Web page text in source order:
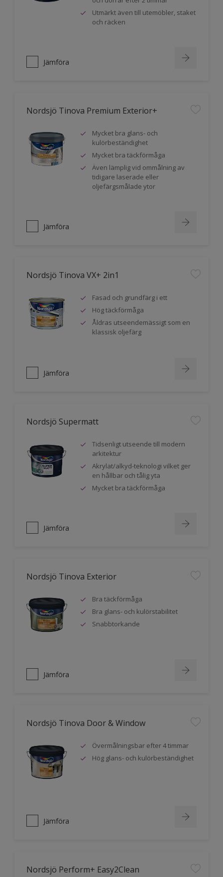
Utmärkt även till utemöbler, staket
och räcken
Jämföra
Nordsjö Tinova Premium Exterior+
Mycket bra glans- och
kulörbeständighet
Mycket bra täckförmåga
Även lämplig vid ommålning av
tidigare laserade eller
oljefärgsmålade ytor
Jämföra
Nordsjö Tinova VX+ 2in1
Fasad och grundfärg i ett
Hög täckförmåga
Åldras utseendemässigt som en
klassisk oljefärg
Jämföra
Nordsjö Supermatt
Tidsenligt utseende till modern
arkitektur
Akrylat/alkyd-teknologi vilket ger
en hållbar och tålig yta
Mycket bra täckförmåga
Jämföra
Nordsjö Tinova Exterior
Bra täckförmåga
Bra glans- och kulörstabilitet
Snabbtorkande
Jämföra
Nordsjö Tinova Door & Window
Övermålningsbar efter 4 timmar
Hög glans- och kulörbeständighet
Jämföra
Nordsjö Perform+ Easy2Clean